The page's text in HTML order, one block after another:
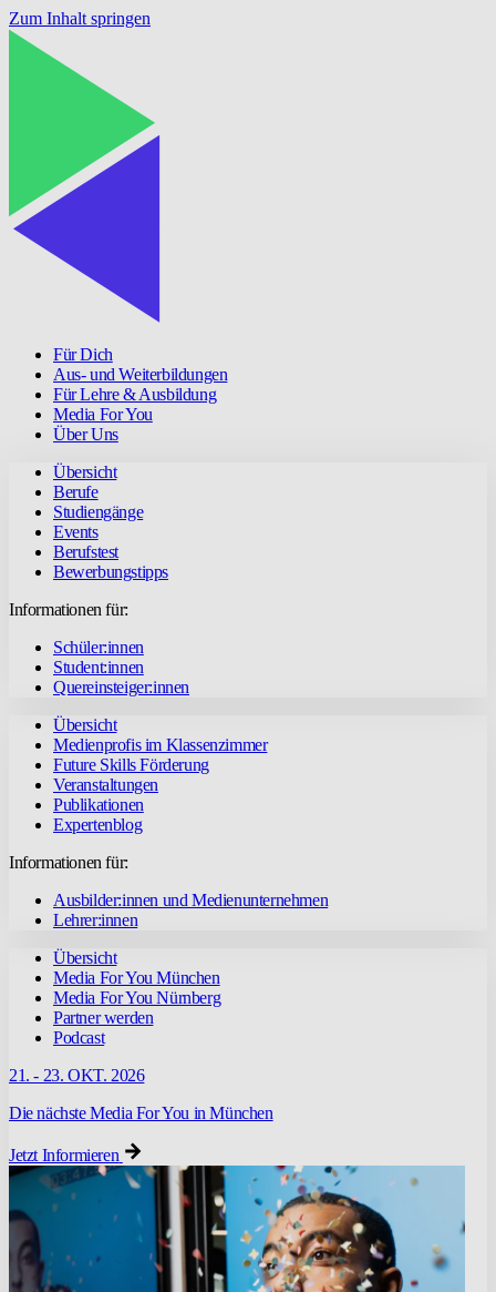
Zum Inhalt springen
Für Dich
Aus- und Weiterbildungen
Für Lehre & Ausbildung
Media For You
Über Uns
Übersicht
Berufe
Studiengänge
Events
Berufstest
Bewerbungstipps
Informationen für:
Schüler:innen
Student:innen
Quereinsteiger:innen
Übersicht
Medienprofis im Klassenzimmer
Future Skills Förderung
Veranstaltungen
Publikationen
Expertenblog
Informationen für:
Ausbilder:innen und Medienunternehmen
Lehrer:innen
Übersicht
Media For You München
Media For You Nürnberg
Partner werden
Podcast
21. - 23. OKT. 2026
Die nächste Media For You in München
Jetzt Informieren